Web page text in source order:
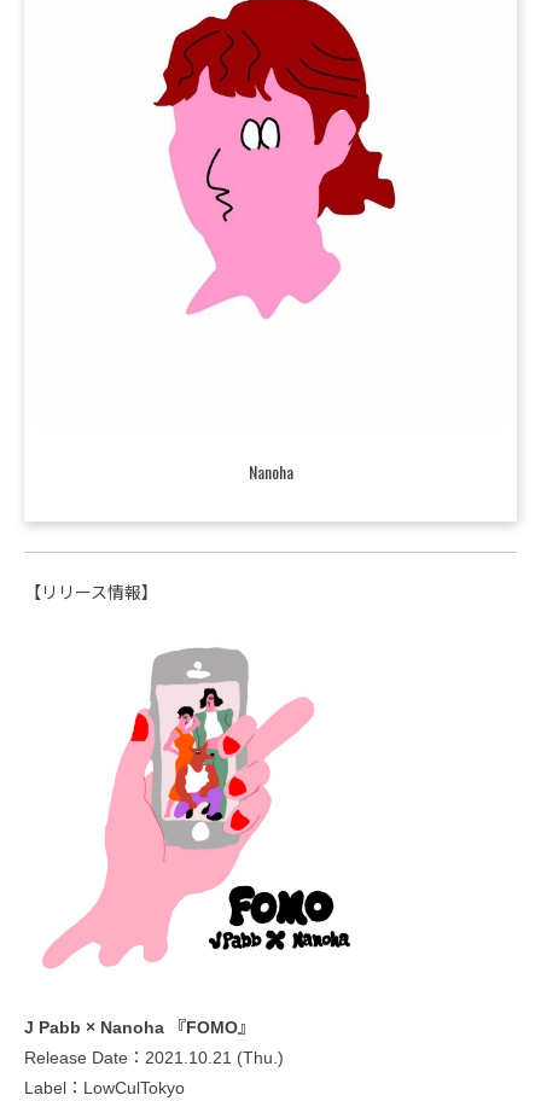
Nanoha
【リリース情報】
J Pabb × Nanoha 『FOMO』
Release Date：2021.10.21 (Thu.)
Label：LowCulTokyo